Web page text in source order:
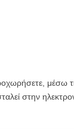
μέσω
στην